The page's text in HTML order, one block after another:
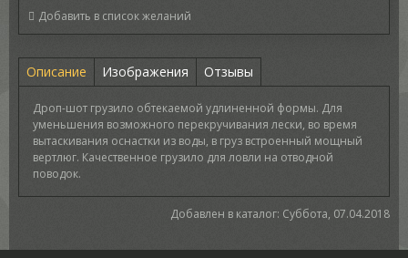
Описание Изображения Отзывы
Дроп-шот грузило обтекаемой удлиненной формы. Для
уменьшения возможного перекручивания лески, во время
вытаскивания оснастки из воды, в груз встроенный мощный
вертлюг. Качественное грузило для ловли на отводной
поводок.
Добавлен в каталог: Суббота, 07.04.2018